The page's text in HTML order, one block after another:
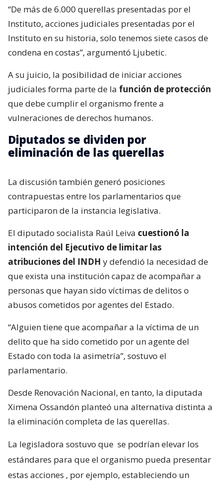
“De más de 6.000 querellas presentadas por el
Instituto, acciones judiciales presentadas por el
Instituto en su historia, solo tenemos siete casos de
condena en costas”, argumentó Ljubetic.
A su juicio, la posibilidad de iniciar acciones
judiciales forma parte de la función de protección
que debe cumplir el organismo frente a
vulneraciones de derechos humanos.
Diputados se dividen por
eliminación de las querellas
La discusión también generó posiciones
contrapuestas entre los parlamentarios que
participaron de la instancia legislativa.
El diputado socialista Raúl Leiva cuestionó la
intención del Ejecutivo de limitar las
atribuciones del INDH y defendió la necesidad de
que exista una institución capaz de acompañar a
personas que hayan sido víctimas de delitos o
abusos cometidos por agentes del Estado.
“Alguien tiene que acompañar a la víctima de un
delito que ha sido cometido por un agente del
Estado con toda la asimetría”, sostuvo el
parlamentario.
Desde Renovación Nacional, en tanto, la diputada
Ximena Ossandón planteó una alternativa distinta a
la eliminación completa de las querellas.
La legisladora sostuvo que se podrían elevar los
estándares para que el organismo pueda presentar
estas acciones , por ejemplo, estableciendo un